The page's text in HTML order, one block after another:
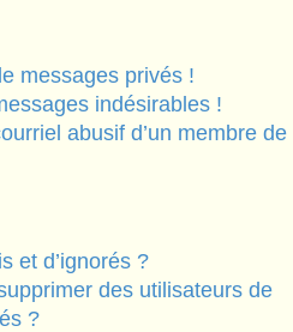
messages privés !
indésirables !
abusif d’un membre de
et d’ignorés ?
des utilisateurs de
?